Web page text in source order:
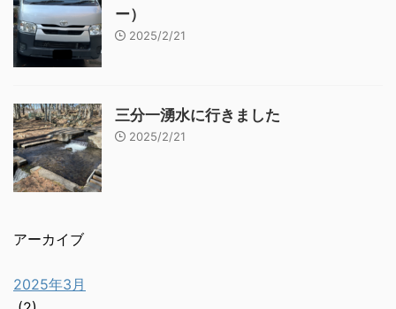
ー）
2025/2/21
三分一湧水に行きました
2025/2/21
アーカイブ
2025年3月